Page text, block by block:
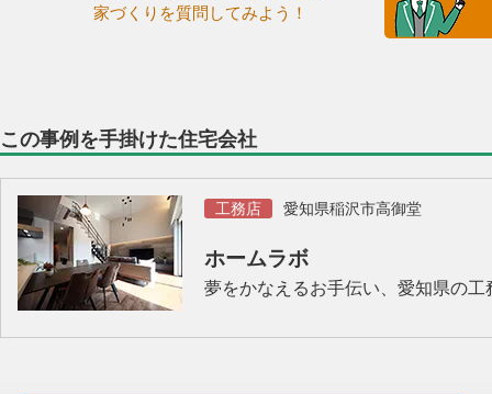
家づくりを質問してみよう！
この事例を手掛けた住宅会社
工務店 愛知県稲沢市高御堂
ホームラボ
夢をかなえるお手伝い、愛知県の工